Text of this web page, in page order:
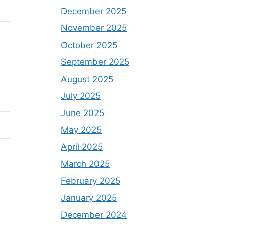
December 2025
November 2025
October 2025
September 2025
August 2025
July 2025
June 2025
May 2025
April 2025
March 2025
February 2025
January 2025
December 2024